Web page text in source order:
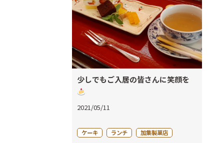
少しでもご入居の皆さんに笑顔を
2021/05/11
ケーキ ランチ 加集製菓店